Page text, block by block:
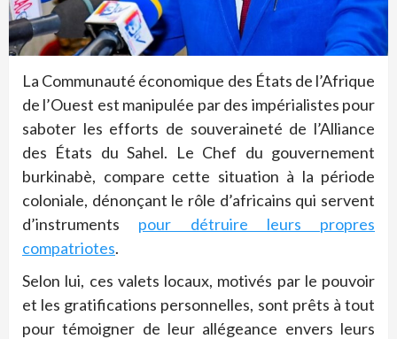
La Communauté économique des États de l’Afrique
de l’Ouest est manipulée par des impérialistes pour
saboter les efforts de souveraineté de l’Alliance
des États du Sahel. Le Chef du gouvernement
burkinabè, compare cette situation à la période
coloniale, dénonçant le rôle d’africains qui servent
d’instruments pour détruire leurs propres
compatriotes.
Selon lui, ces valets locaux, motivés par le pouvoir
et les gratifications personnelles, sont prêts à tout
pour témoigner de leur allégeance envers leurs